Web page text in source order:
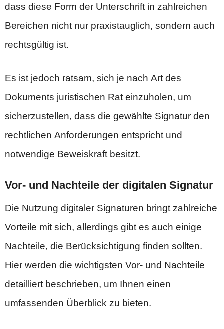
dass diese Form der Unterschrift in zahlreichen
Bereichen nicht nur praxistauglich, sondern auch
rechtsgültig ist.
Es ist jedoch ratsam, sich je nach Art des
Dokuments juristischen Rat einzuholen, um
sicherzustellen, dass die gewählte Signatur den
rechtlichen Anforderungen entspricht und
notwendige Beweiskraft besitzt.
Vor- und Nachteile der digitalen Signatur
Die Nutzung digitaler Signaturen bringt zahlreiche
Vorteile mit sich, allerdings gibt es auch einige
Nachteile, die Berücksichtigung finden sollten.
Hier werden die wichtigsten Vor- und Nachteile
detailliert beschrieben, um Ihnen einen
umfassenden Überblick zu bieten.